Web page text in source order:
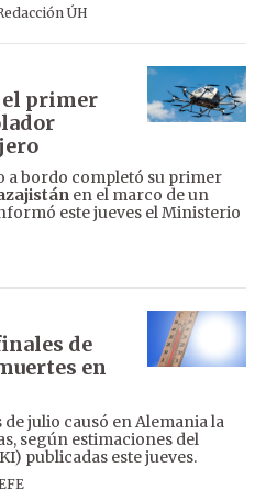
ÚH
el primer
a bordo completó su primer
en el marco de un
este jueves el Ministerio
de
en
julio causó en Alemania la
según estimaciones del
publicadas este jueves.